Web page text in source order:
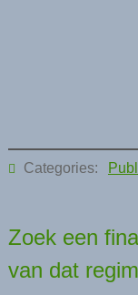
Categories:
Zoek een
van dat